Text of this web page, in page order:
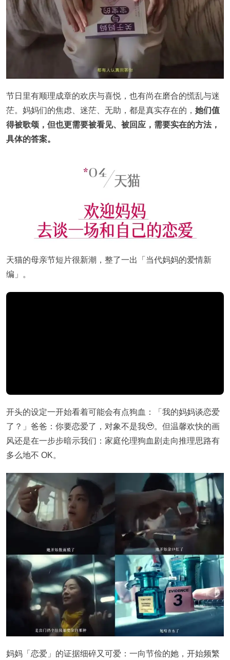
节日里有顺理成章的欢庆与喜悦，也有尚在磨合的慌乱与迷
茫。妈妈们的焦虑、迷茫、无助，都是真实存在的， 她们值
得被歌颂，但也更需要被看见、被回应，需要实在的方法，
具体的答案。
天猫的母亲节短片很新潮，整了一出「当代妈妈的爱情新
编」。
开头的设定一开始看着可能会有点狗血：「我的妈妈谈恋爱
了？」爸爸：你要恋爱了，对象不是我🥹。但温馨欢快的画
风还是在一步步暗示我们：家庭伦理狗血剧走向推理思路有
多么地不 OK。
妈妈「恋爱」的证据细碎又可爱：一向节俭的她，开始频繁